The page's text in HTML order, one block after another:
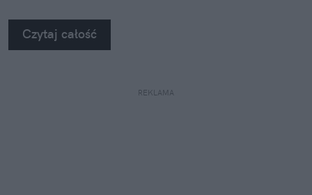
Czytaj całość
REKLAMA